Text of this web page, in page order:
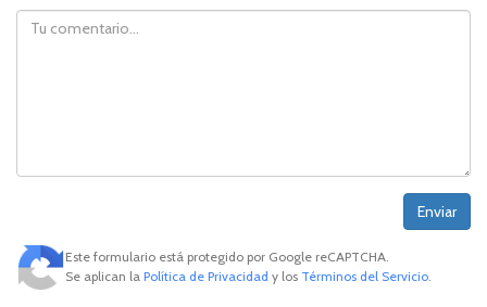
Comentario
Este formulario está protegido por Google reCAPTCHA.
Se aplican la Política de Privacidad y los Términos del Servicio.